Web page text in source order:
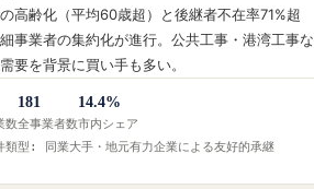
高齢化（平均60歳超）と後継者不在率71%超
事業者の集約化が進行。公共工事・港湾工事な
要を背景に買い手も多い。
数
181
全事業者数
14.4%
市内シェア
類型: 同業大手・地元有力企業による友好的承継